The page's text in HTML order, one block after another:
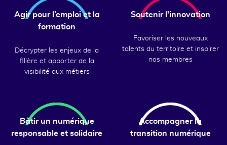
Agir pour l’emploi et la
formation
Décrypter les enjeux de la
filière et apporter de la
visibilité aux métiers
Soutenir l'innovation
Favoriser les nouveaux
talents du territoire et inspirer
nos membres
Bâtir un numérique
responsable et solidaire
Accompagner la
transition numérique